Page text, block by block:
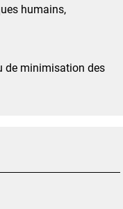
humains,
de minimisation des